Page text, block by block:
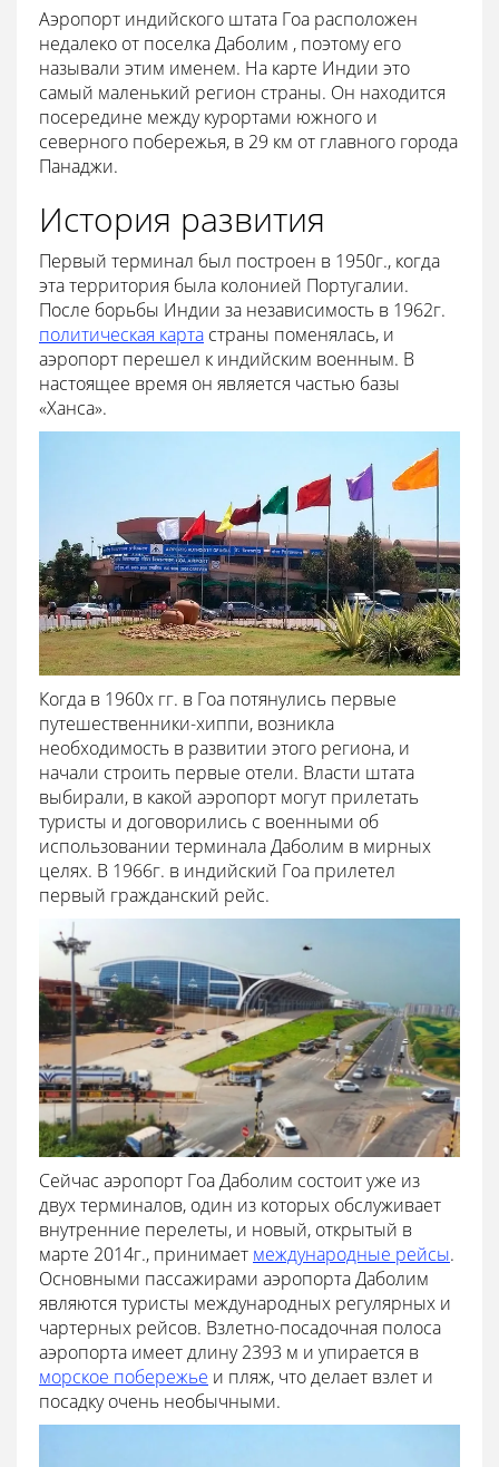
Аэропорт индийского штата Гоа расположен
недалеко от поселка Даболим , поэтому его
называли этим именем. На карте Индии это
самый маленький регион страны. Он находится
посередине между курортами южного и
северного побережья, в 29 км от главного города
Панаджи.
История развития
Первый терминал был построен в 1950г., когда
эта территория была колонией Португалии.
После борьбы Индии за независимость в 1962г.
политическая карта страны поменялась, и
аэропорт перешел к индийским военным. В
настоящее время он является частью базы
«Ханса».
Когда в 1960х гг. в Гоа потянулись первые
путешественники-хиппи, возникла
необходимость в развитии этого региона, и
начали строить первые отели. Власти штата
выбирали, в какой аэропорт могут прилетать
туристы и договорились с военными об
использовании терминала Даболим в мирных
целях. В 1966г. в индийский Гоа прилетел
первый гражданский рейс.
Сейчас аэропорт Гоа Даболим состоит уже из
двух терминалов, один из которых обслуживает
внутренние перелеты, и новый, открытый в
марте 2014г., принимает международные рейсы.
Основными пассажирами аэропорта Даболим
являются туристы международных регулярных и
чартерных рейсов. Взлетно-посадочная полоса
аэропорта имеет длину 2393 м и упирается в
морское побережье и пляж, что делает взлет и
посадку очень необычными.